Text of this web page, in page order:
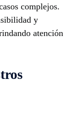
complejos.
y
atención